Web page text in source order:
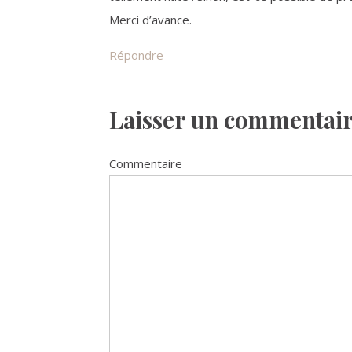
Merci d’avance.
Répondre
Laisser un
Commentaire